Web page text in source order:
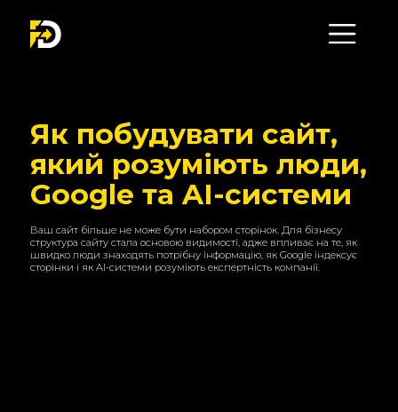
Як побудувати сайт,
який розуміють люди,
Google та AI-системи
Ваш сайт більше не може бути набором сторінок. Для бізнесу
структура сайту стала основою видимості, адже впливає на те, як
швидко люди знаходять потрібну інформацію, як Google індексує
сторінки і як AI-системи розуміють експертність компанії.